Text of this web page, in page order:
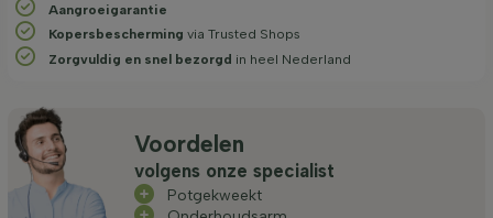
Aangroeigarantie
Kopersbescherming via Trusted Shops
Zorgvuldig en snel bezorgd in heel Nederland
Voordelen
volgens onze specialist
Potgekweekt